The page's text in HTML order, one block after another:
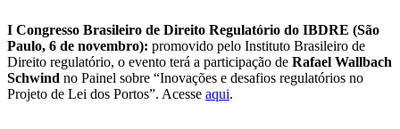
I Congresso Brasileiro de Direito Regulatório do IBDRE (São
Paulo, 6 de novembro): promovido pelo Instituto Brasileiro de
Direito regulatório, o evento terá a participação de Rafael Wallbach
Schwind no Painel sobre “Inovações e desafios regulatórios no
Projeto de Lei dos Portos”. Acesse aqui.